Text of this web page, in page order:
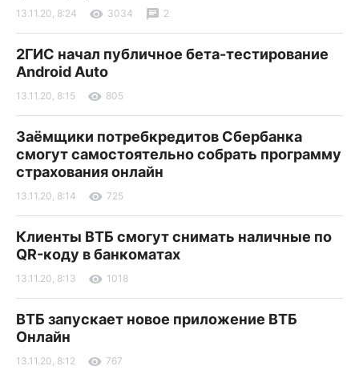
13.11.20, 8:24 3034 2
2ГИС начал публичное бета-тестирование
Android Auto
13.11.20, 8:15 805
Заёмщики потребкредитов Сбербанка
смогут самостоятельно собрать программу
страхования онлайн
13.11.20, 8:14 725
Клиенты ВТБ смогут снимать наличные по
QR-коду в банкоматах
13.11.20, 8:13 1018
ВТБ запускает новое приложение ВТБ
Онлайн
13.11.20, 8:12 767